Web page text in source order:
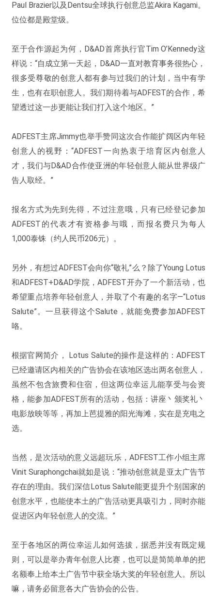
Paul Brazier以及Dentsu全球执行创意总监Akira Kagami。
位位都是殿堂级。
至于合作源起为何，D&AD首席执行官Tim O’Kennedy这
样说：“自成立第一天起，D&AD一直对教育事务很热心，
很多受尊敬的创意人都有参与过我们的计划，当中有学
生，也有在职创意人。我们期待着与ADFEST的合作，希
望透过这一步更能让我们打入这个地区。”
ADFEST主席Jimmy也举手赞同这次合作能扩阔区内年轻
创意人的视野：“ADFEST一向热衷于培育区内创意人
才，我们与D&AD合作使亚洲的年轻创意人能从世界级广
告人取经。”
报名方式为先到先得，不过注意哦，只有已经登记参加
ADFEST的代表才有资格参与哦，而报名费只为每人
1,000泰铢（约人民币206元）。
另外，有想过ADFEST会向你“敬礼”么？除了Young Lotus
和ADFEST+D&AD学院，ADFEST开办了一个新活动，也
希望重点培养年轻创意人，并取了个有趣的名字—“Lotus
Salute”。一旦获得这个Salute，就能免费参加ADFEST
咯。
根据官网简介， Lotus Salute的操作是这样的：ADFEST
已经邀请区内相关的广告协会在该地区选出两名创意人，
虽然不包含旅费和住宿，但这两位幸运儿能享受与会资
格，能参加ADFEST所有的活动，包括：讲座丶颁奖礼丶
电影放映等等，再加上芭提雅的阳光海滩，实在是充电之
选。
当然，是次活动的意义远超玩乐，ADFEST工作小组主席
Vinit Suraphongchai就如是说：“推动创意就是亚太广告节
存在的理由。我们深信Lotus Salute能更提升个别国家的
创意水平，也能使本土的广告活动更具吸引力，同时亦能
促进区内年轻创意人的交流。”
至于各地区的两位幸运儿如何选拔，据悉并没有既定规
则，可以是举办青年创意人比赛，也可以是简简单单的把
名额奉上给本土广告节中获全场大奖的年轻创意人。所以
嘛，请务必留意各大广告协会的公告。